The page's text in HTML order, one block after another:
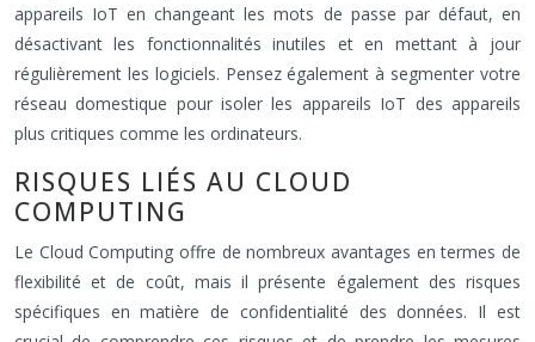
appareils IoT en changeant les mots de passe par défaut, en
désactivant les fonctionnalités inutiles et en mettant à jour
régulièrement les logiciels. Pensez également à segmenter votre
réseau domestique pour isoler les appareils IoT des appareils
plus critiques comme les ordinateurs.
RISQUES LIÉS AU CLOUD
COMPUTING
Le Cloud Computing offre de nombreux avantages en termes de
flexibilité et de coût, mais il présente également des risques
spécifiques en matière de confidentialité des données. Il est